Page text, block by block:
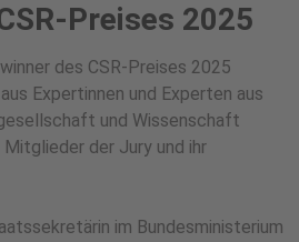
Preises 2025
des CSR-Preises 2025
Expertinnen und Experten aus
und Wissenschaft
Mitglieder der Jury und ihr
im Bundesministerium